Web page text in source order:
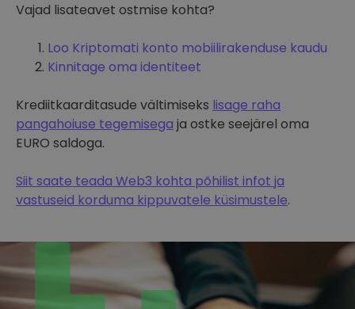
Vajad lisateavet ostmise kohta?
Loo Kriptomati konto mobiilirakenduse kaudu
Kinnitage oma identiteet
Krediitkaarditasude vältimiseks lisage raha
pangahoiuse tegemisega ja ostke seejärel oma
EURO saldoga.
Siit saate teada Web3 kohta põhilist infot ja
vastuseid korduma kippuvatele küsimustele.